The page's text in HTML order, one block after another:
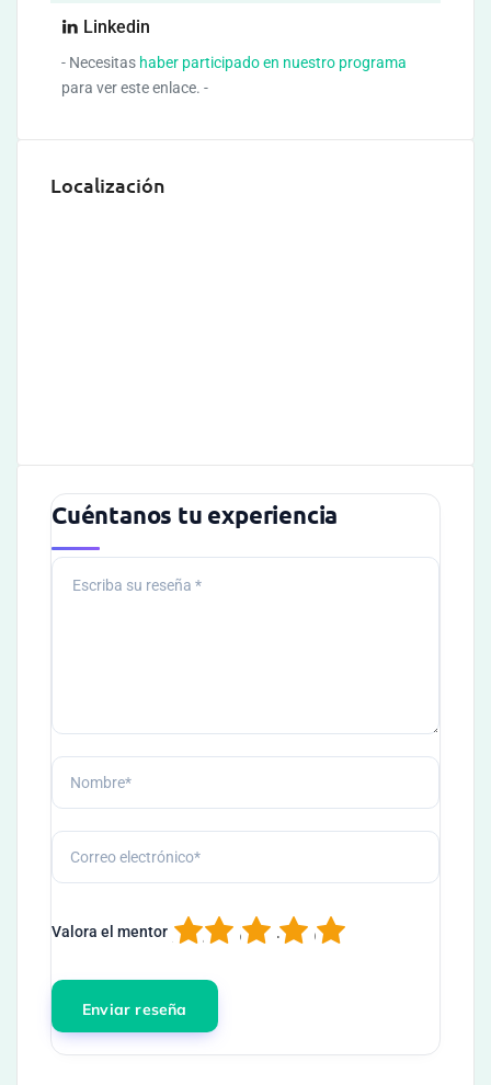
Linkedin
- Necesitas haber participado en nuestro programa
para ver este enlace. -
Localización
Cuéntanos tu experiencia
Valora el mentor 5
4
3
2
1